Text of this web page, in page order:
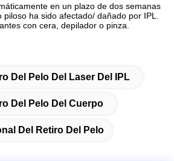
en un plazo de dos semanas
ha sido afectado/ dañado por IPL.
con cera, depilador o pinza.
Del Pelo Del Laser Del IPL
Del Pelo Del Cuerpo
Del Retiro Del Pelo